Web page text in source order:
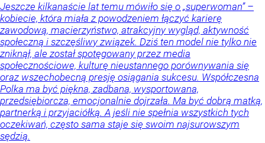
Jeszcze kilkanaście lat temu mówiło się o „superwoman” –
kobiecie, która miała z powodzeniem łączyć karierę
zawodową, macierzyństwo, atrakcyjny wygląd, aktywność
społeczną i szczęśliwy związek. Dziś ten model nie tylko nie
zniknął, ale został spotęgowany przez media
społecznościowe, kulturę nieustannego porównywania się
oraz wszechobecną presję osiągania sukcesu. Współczesna
Polka ma być piękna, zadbana, wysportowana,
przedsiębiorcza, emocjonalnie dojrzała. Ma być dobrą matką,
partnerką i przyjaciółką. A jeśli nie spełnia wszystkich tych
oczekiwań, często sama staje się swoim najsurowszym
sędzią.